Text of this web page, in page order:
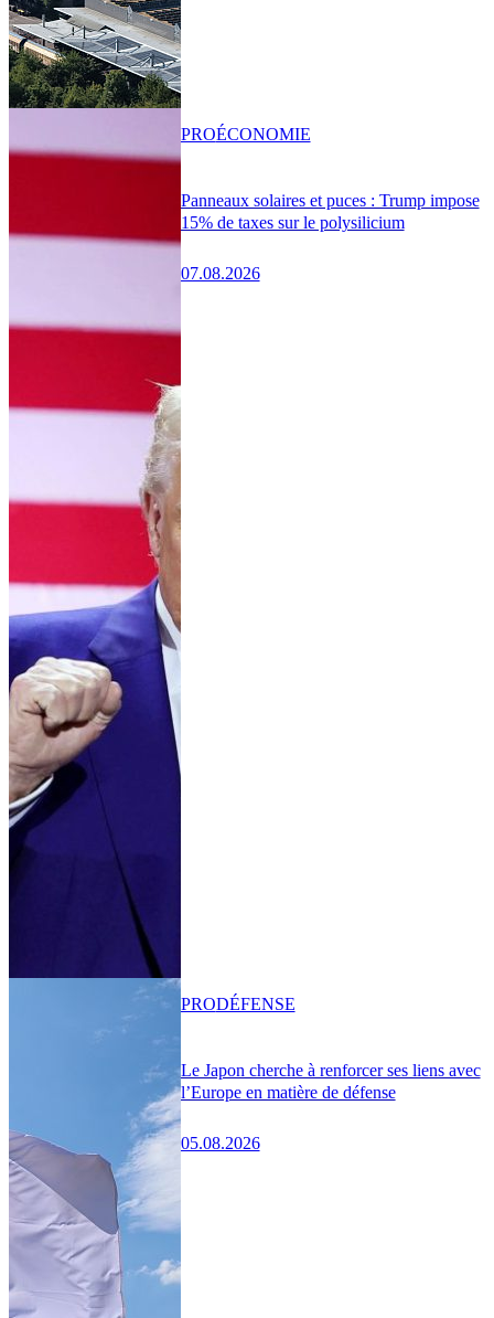
Panneaux solaires et puces : Trump impose
15% de taxes sur le polysilicium
07.08.2026
PROÉCONOMIE
Le Japon cherche à renforcer ses liens avec
l’Europe en matière de défense
05.08.2026
PRODÉFENSE